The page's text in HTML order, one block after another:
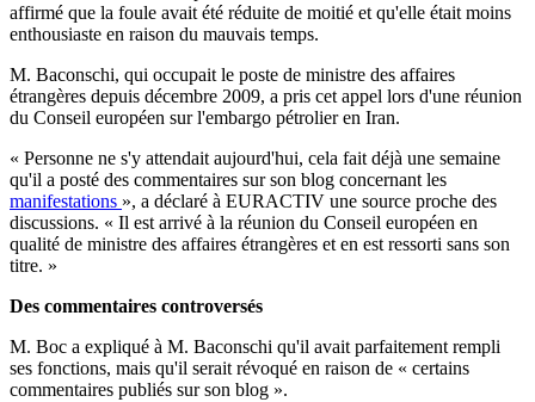
affirmé que la foule avait été réduite de moitié et qu'elle était moins
enthousiaste en raison du mauvais temps.
M. Baconschi, qui occupait le poste de ministre des affaires
étrangères depuis décembre 2009, a pris cet appel lors d'une réunion
du Conseil européen sur l'embargo pétrolier en Iran.
« Personne ne s'y attendait aujourd'hui, cela fait déjà une semaine
qu'il a posté des commentaires sur son blog concernant les
manifestations », a déclaré à EURACTIV une source proche des
discussions. « Il est arrivé à la réunion du Conseil européen en
qualité de ministre des affaires étrangères et en est ressorti sans son
titre. »
Des commentaires controversés
M. Boc a expliqué à M. Baconschi qu'il avait parfaitement rempli
ses fonctions, mais qu'il serait révoqué en raison de « certains
commentaires publiés sur son blog ».